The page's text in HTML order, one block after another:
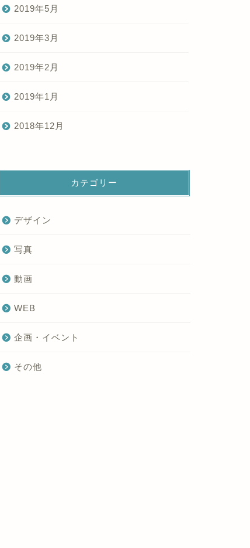
2019年5月
2019年3月
2019年2月
2019年1月
2018年12月
カテゴリー
デザイン
写真
動画
WEB
企画・イベント
その他